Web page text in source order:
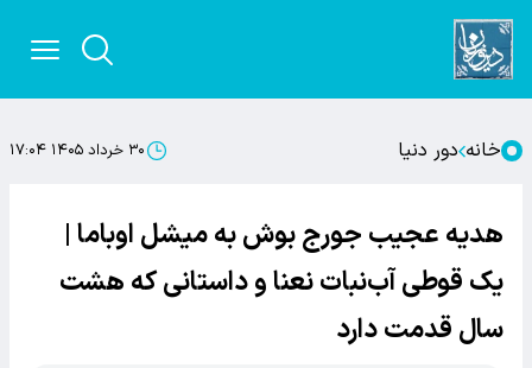
خانه دور دنیا ۳۰ خرداد ۱۴۰۵ ۱۷:۰۴
هدیه عجیب جورج بوش به میشل اوباما |
یک قوطی آب‌نبات نعنا و داستانی که هشت
سال قدمت دارد